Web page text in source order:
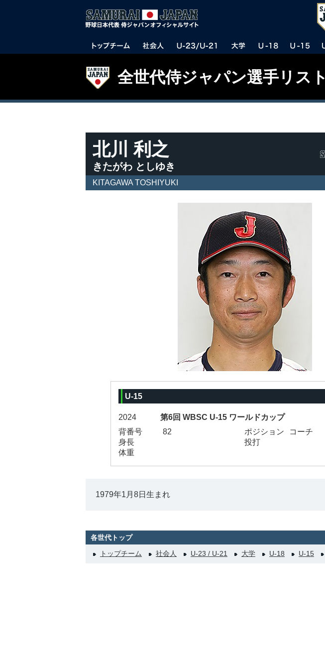
全世代侍ジャパン選手リスト
北川 利之
きたがわ としゆき
KITAGAWA TOSHIYUKI
U-15
2024
第6回 WBSC U-15 ワールドカップ
背番号
82 ポジション
コーチ
身長
投打
体重
1979年1月8日生まれ
各世代トップ
トップチーム
社会人 U-23 / U-21 大学 U-18 U-15